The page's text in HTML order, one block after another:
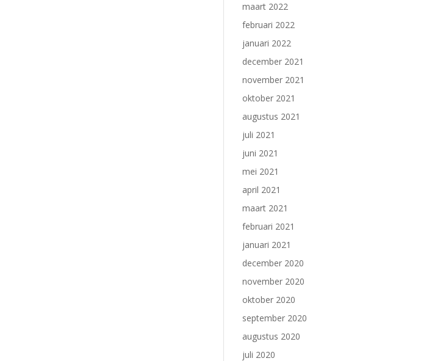
maart 2022
februari 2022
januari 2022
december 2021
november 2021
oktober 2021
augustus 2021
juli 2021
juni 2021
mei 2021
april 2021
maart 2021
februari 2021
januari 2021
december 2020
november 2020
oktober 2020
september 2020
augustus 2020
juli 2020